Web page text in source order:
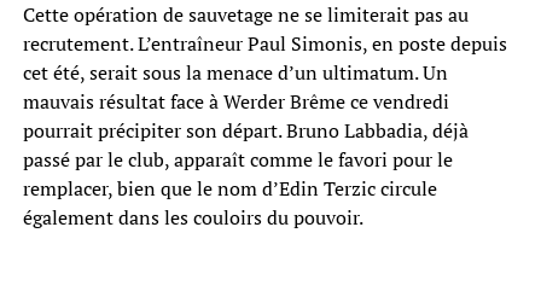
Cette opération de sauvetage ne se limiterait pas au
recrutement. L’entraîneur Paul Simonis, en poste depuis
cet été, serait sous la menace d’un ultimatum. Un
mauvais résultat face à Werder Brême ce vendredi
pourrait précipiter son départ. Bruno Labbadia, déjà
passé par le club, apparaît comme le favori pour le
remplacer, bien que le nom d’Edin Terzic circule
également dans les couloirs du pouvoir.